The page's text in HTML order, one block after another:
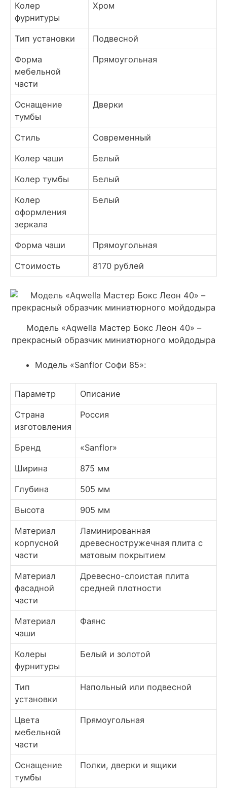
Колер
фурнитуры
Хром
Тип установки Подвесной
Форма
мебельной
части
Прямоугольная
Оснащение
тумбы
Дверки
Стиль Современный
Колер чаши Белый
Колер тумбы Белый
Колер
оформления
зеркала
Белый
Форма чаши Прямоугольная
Стоимость 8170 рублей
Модель «Aqwella Мастер Бокс Леон 40» –
прекрасный образчик миниатюрного мойдодыра
Модель «Sanflor Софи 85»:
Параметр Описание
Страна
изготовления
Россия
Бренд «Sanflor»
Ширина 875 мм
Глубина 505 мм
Высота 905 мм
Материал
корпусной
части
Ламинированная
древесностружечная плита с
матовым покрытием
Материал
фасадной
части
Древесно-слоистая плита
средней плотности
Материал
чаши
Фаянс
Колеры
фурнитуры
Белый и золотой
Тип
установки
Напольный или подвесной
Цвета
мебельной
части
Прямоугольная
Оснащение
тумбы
Полки, дверки и ящики